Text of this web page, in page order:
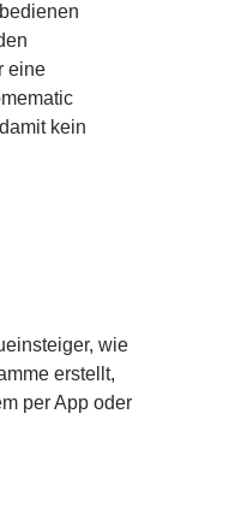
eine
kein
wie
erstellt,
per App oder